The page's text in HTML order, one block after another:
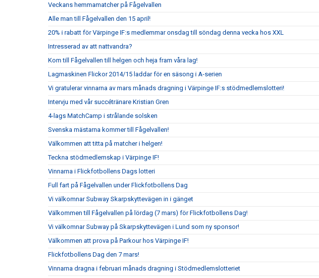
Veckans hemmamatcher på Fågelvallen
Alle man till Fågelvallen den 15 april!
20% i rabatt för Värpinge IF:s medlemmar onsdag till söndag denna vecka hos XXL
Intresserad av att nattvandra?
Kom till Fågelvallen till helgen och heja fram våra lag!
Lagmaskinen Flickor 2014/15 laddar för en säsong i A-serien
Vi gratulerar vinnarna av mars månads dragning i Värpinge IF:s stödmedlemslotteri!
Intervju med vår succétränare Kristian Gren
4-lags MatchCamp i strålande solsken
Svenska mästarna kommer till Fågelvallen!
Välkommen att titta på matcher i helgen!
Teckna stödmedlemskap i Värpinge IF!
Vinnarna i Flickfotbollens Dags lotteri
Full fart på Fågelvallen under Flickfotbollens Dag
Vi välkomnar Subway Skarpskyttevägen in i gänget
Välkommen till Fågelvallen på lördag (7 mars) för Flickfotbollens Dag!
Vi välkomnar Subway på Skarpskyttevägen i Lund som ny sponsor!
Välkommen att prova på Parkour hos Värpinge IF!
Flickfotbollens Dag den 7 mars!
Vinnarna dragna i februari månads dragning i Stödmedlemslotteriet